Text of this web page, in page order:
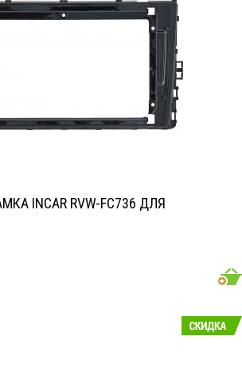
INCAR RVW-FC736 ДЛЯ